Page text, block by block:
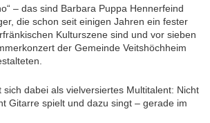
– das sind Barbara Puppa Hennerfeind
die schon seit einigen Jahren ein fester
Kulturszene sind und vor sieben
der Gemeinde Veitshöchheim
sich dabei als vielversiertes Multitalent: Nicht
Gitarre spielt und dazu singt – gerade im